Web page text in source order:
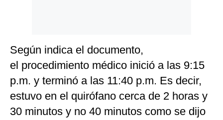
Según indica el documento,
el procedimiento médico inició a las 9:15
p.m. y terminó a las 11:40 p.m. Es decir,
estuvo en el quirófano cerca de 2 horas y
30 minutos y no 40 minutos como se dijo